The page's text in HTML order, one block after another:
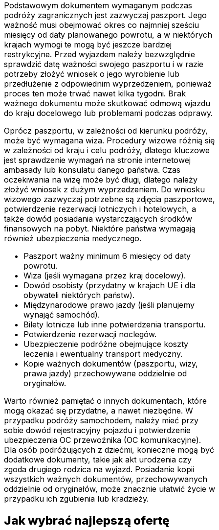
Podstawowym dokumentem wymaganym podczas
podróży zagranicznych jest zazwyczaj paszport. Jego
ważność musi obejmować okres co najmniej sześciu
miesięcy od daty planowanego powrotu, a w niektórych
krajach wymogi te mogą być jeszcze bardziej
restrykcyjne. Przed wyjazdem należy bezwzględnie
sprawdzić datę ważności swojego paszportu i w razie
potrzeby złożyć wniosek o jego wyrobienie lub
przedłużenie z odpowiednim wyprzedzeniem, ponieważ
proces ten może trwać nawet kilka tygodni. Brak
ważnego dokumentu może skutkować odmową wjazdu
do kraju docelowego lub problemami podczas odprawy.
Oprócz paszportu, w zależności od kierunku podróży,
może być wymagana wiza. Procedury wizowe różnią się
w zależności od kraju i celu podróży, dlatego kluczowe
jest sprawdzenie wymagań na stronie internetowej
ambasady lub konsulatu danego państwa. Czas
oczekiwania na wizę może być długi, dlatego należy
złożyć wniosek z dużym wyprzedzeniem. Do wniosku
wizowego zazwyczaj potrzebne są zdjęcia paszportowe,
potwierdzenie rezerwacji lotniczych i hotelowych, a
także dowód posiadania wystarczających środków
finansowych na pobyt. Niektóre państwa wymagają
również ubezpieczenia medycznego.
Paszport ważny minimum 6 miesięcy od daty
powrotu.
Wiza (jeśli wymagana przez kraj docelowy).
Dowód osobisty (przydatny w krajach UE i dla
obywateli niektórych państw).
Międzynarodowe prawo jazdy (jeśli planujemy
wynająć samochód).
Bilety lotnicze lub inne potwierdzenia transportu.
Potwierdzenie rezerwacji noclegów.
Ubezpieczenie podróżne obejmujące koszty
leczenia i ewentualny transport medyczny.
Kopie ważnych dokumentów (paszportu, wizy,
prawa jazdy) przechowywane oddzielnie od
oryginałów.
Warto również pamiętać o innych dokumentach, które
mogą okazać się przydatne, a nawet niezbędne. W
przypadku podróży samochodem, należy mieć przy
sobie dowód rejestracyjny pojazdu i potwierdzenie
ubezpieczenia OC przewoźnika (OC komunikacyjne).
Dla osób podróżujących z dziećmi, konieczne mogą być
dodatkowe dokumenty, takie jak akt urodzenia czy
zgoda drugiego rodzica na wyjazd. Posiadanie kopii
wszystkich ważnych dokumentów, przechowywanych
oddzielnie od oryginałów, może znacznie ułatwić życie w
przypadku ich zgubienia lub kradzieży.
Jak wybrać najlepszą ofertę